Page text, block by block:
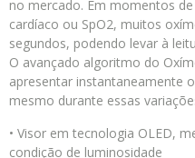
no mercado. Em momentos
cardíaco ou SpO2, muitos
segundos, podendo levar à
O avançado algoritmo do
apresentar instantaneamente
mesmo durante essas
• Visor em tecnologia OLED,
condição de luminosidade